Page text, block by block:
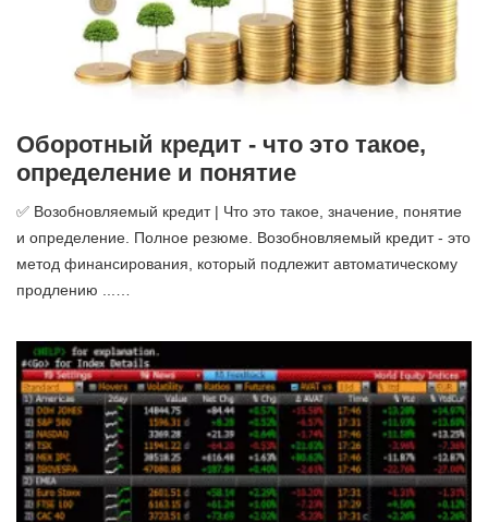
Оборотный кредит - что это такое,
определение и понятие
✅ Возобновляемый кредит | Что это такое, значение, понятие
и определение. Полное резюме. Возобновляемый кредит - это
метод финансирования, который подлежит автоматическому
продлению ...…